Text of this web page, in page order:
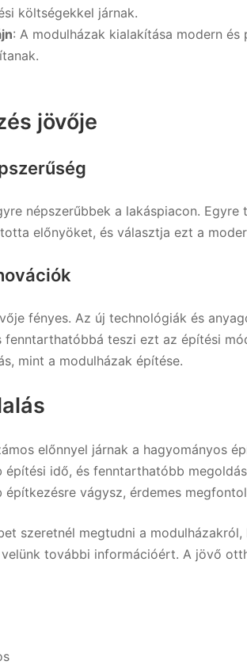
költségekkel járnak.
: A modulházak kialakítása modern
jövője
népszerűbbek a lakáspiacon. Egyre
előnyöket, és választja ezt a
fényes. Az új technológiák és
fenntarthatóbbá teszi ezt az építési
mint a modulházak építése.
előnnyel járnak a hagyományos
építési idő, és fenntarthatóbb
építkezésre vágysz, érdemes
szeretnél megtudni a
további információért. A jövő